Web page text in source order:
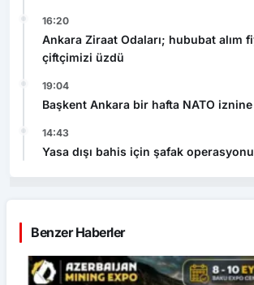
16:20
Ankara Ziraat Odaları; hububat alım
çiftçimizi üzdü
19:04
Başkent Ankara bir hafta NATO
14:43
Yasa dışı bahis için şafak operasyonu
Benzer Haberler